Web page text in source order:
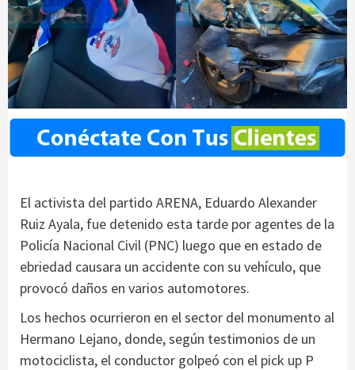
El activista del partido ARENA, Eduardo Alexander
Ruiz Ayala, fue detenido esta tarde por agentes de la
Policía Nacional Civil (PNC) luego que en estado de
ebriedad causara un accidente con su vehículo, que
provocó daños en varios automotores.
Los hechos ocurrieron en el sector del monumento al
Hermano Lejano, donde, según testimonios de un
motociclista, el conductor golpeó con el pick up P